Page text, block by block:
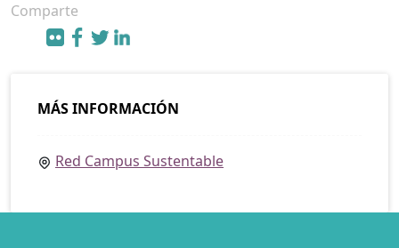
Comparte
MÁS INFORMACIÓN
Red Campus Sustentable